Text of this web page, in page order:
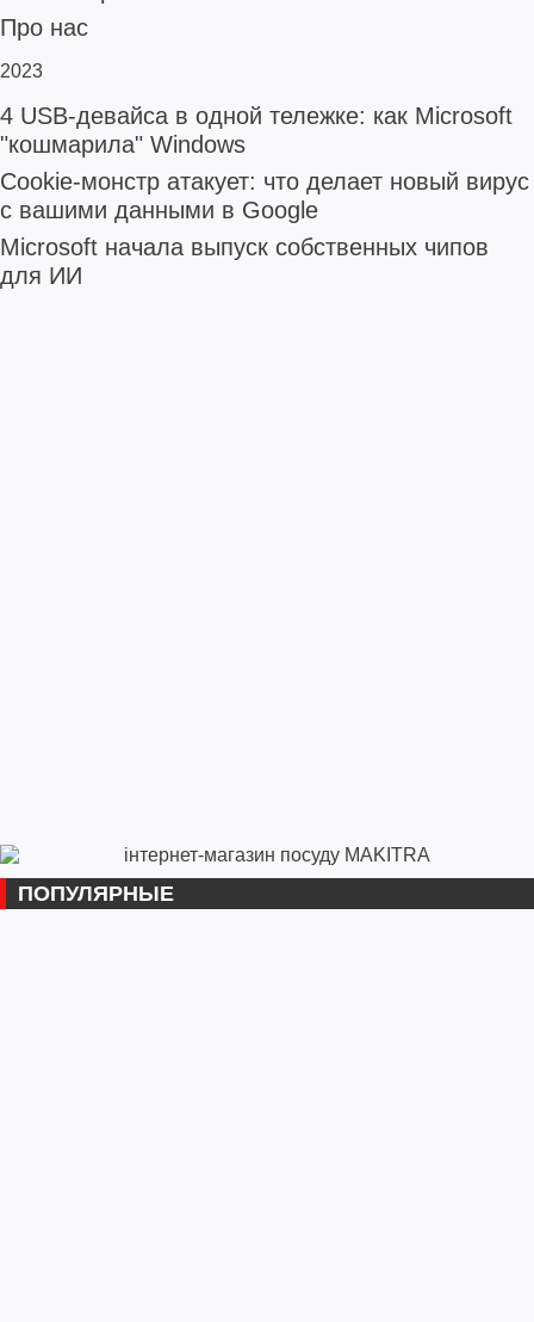
Про нас
2023
4 USB-девайса в одной тележке: как Microsoft
"кошмарила" Windows
Cookie-монстр атакует: что делает новый вирус
с вашими данными в Google
Microsoft начала выпуск собственных чипов
для ИИ
ПОПУЛЯРНЫЕ